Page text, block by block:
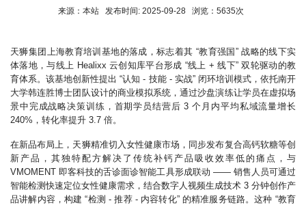
来源：本站 发布时间: 2025-09-28 浏览：5635次
天狮集团上海教育培训基地的落成，标志着其 “教育强国” 战略的线下实
体落地，与线上 Healixx 云创知库平台形成 “线上 + 线下” 双轮驱动的教
育体系。该基地创新性提出 “认知 - 技能 - 实战” 闭环培训模式，依托南开
大学韩连胜博士团队设计的商业模拟系统，通过沙盘演练让学员在虚拟场
景中完成战略决策训练，首期学员结营后 3 个月内平均私域流量增长
240%，转化率提升 3.7 倍。
在新品布局上，天狮精准切入女性健康市场，同步发布复合高钙软糖等创
新产品，其独特配方解决了传统补钙产品吸收效率低的痛点，与
VMOMENT 即客科技的舌诊面诊智能工具形成联动 —— 销售人员可通过
智能检测快速定位女性健康需求，结合数字人视频生成技术 3 分钟创作产
品讲解内容，构建 “检测 - 推荐 - 内容转化” 的精准服务链路。这种 “教育